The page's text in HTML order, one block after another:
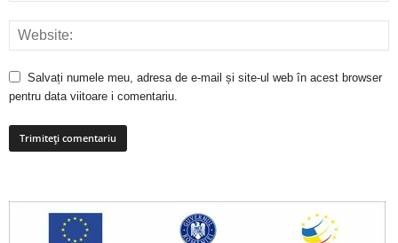
Salvați numele meu, adresa de e-mail și site-ul web în acest browser
pentru data viitoare i comentariu.